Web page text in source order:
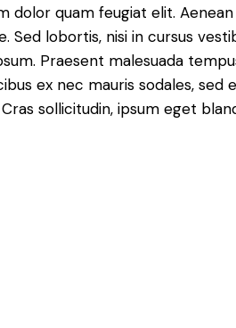
dolor quam feugiat elit.
lobortis, nisi in cursus
Praesent malesuada
ex nec mauris sodales,
sollicitudin, ipsum eget